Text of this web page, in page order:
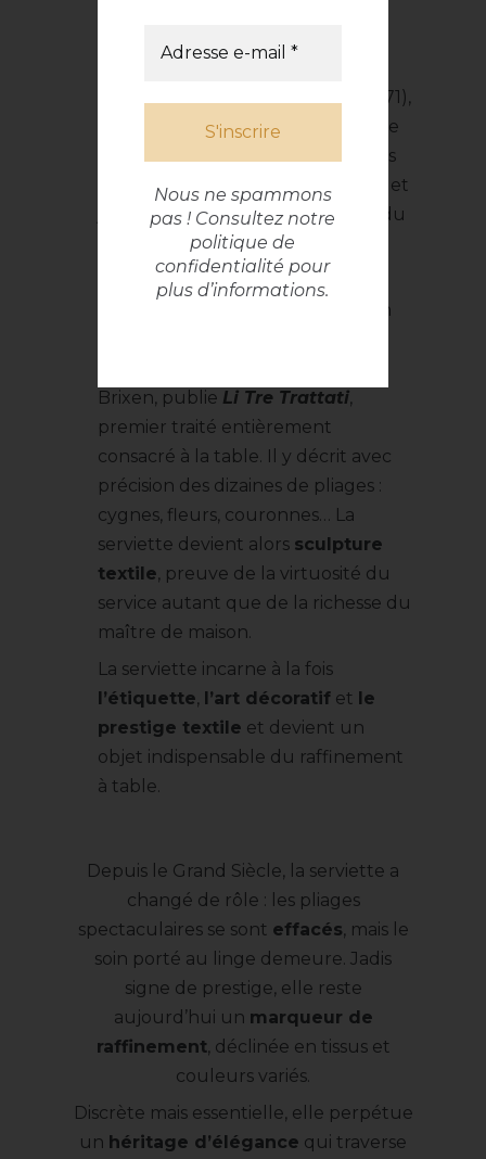
(1671),
précisent alors la manière correcte
d’utiliser la serviette : posée sur les
genoux, employée avec retenue, et
jamais agitée ni attachée autour du
Parallèlement, l’ art du pliage
atteint un degré de sophistication
Brixen, publie Li Tre Trattati,
premier traité entièrement
consacré à la table. Il y décrit avec
précision des dizaines de pliages :
cygnes, fleurs, couronnes… La
serviette devient alors sculpture
textile, preuve de la virtuosité du
service autant que de la richesse du
maître de maison.
La serviette incarne à la fois
l’étiquette, l’art décoratif et le
prestige textile et devient un
objet indispensable du raffinement
à table.
Depuis le Grand Siècle, la serviette a
changé de rôle : les pliages
spectaculaires se sont effacés, mais le
soin porté au linge demeure. Jadis
signe de prestige, elle reste
aujourd’hui un marqueur de
raffinement, déclinée en tissus et
couleurs variés.
Discrète mais essentielle, elle perpétue
un héritage d’élégance qui traverse
Nous ne spammons
pas ! Consultez notre
politique de
confidentialité pour
plus d’informations.